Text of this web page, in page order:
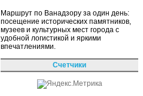
Маршрут по Ванадзору за один день:
посещение исторических памятников,
музеев и культурных мест города с
удобной логистикой и яркими
впечатлениями.
Счетчики